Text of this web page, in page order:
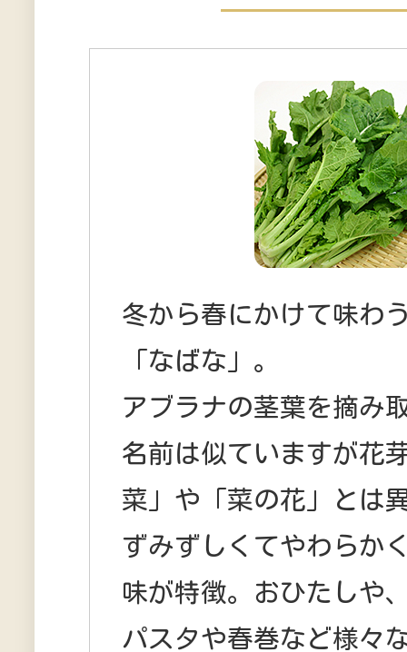
冬から春にかけて味わ
「なばな」。
アブラナの茎葉を摘み
名前は似ていますが花
菜」や「菜の花」とは
ずみずしくてやわらか
味が特徴。おひたしや
パスタや春巻など様々